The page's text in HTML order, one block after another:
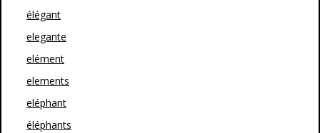
élégant
elegante
elément
elements
eléphant
éléphants